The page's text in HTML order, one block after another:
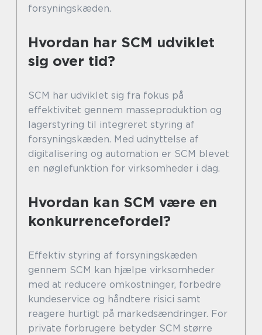
forsyningskæden.
Hvordan har SCM udviklet
sig over tid?
SCM har udviklet sig fra fokus på
effektivitet gennem masseproduktion og
lagerstyring til integreret styring af
forsyningskæden. Med udnyttelse af
digitalisering og automation er SCM blevet
en nøglefunktion for virksomheder i dag.
Hvordan kan SCM være en
konkurrencefordel?
Effektiv styring af forsyningskæden
gennem SCM kan hjælpe virksomheder
med at reducere omkostninger, forbedre
kundeservice og håndtere risici samt
reagere hurtigt på markedsændringer. For
private forbrugere betyder SCM større